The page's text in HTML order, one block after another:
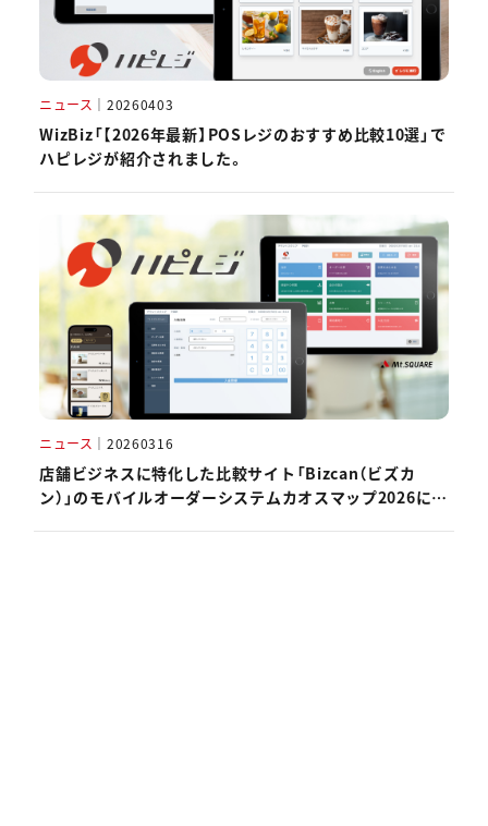
ニュース ｜ 20260403
WizBiz「【2026年最新】POSレジのおすすめ比較10選」で
ハピレジが紹介されました。
ニュース ｜ 20260316
店舗ビジネスに特化した比較サイト「Bizcan（ビズカ
ン）」のモバイルオーダーシステムカオスマップ2026にハ